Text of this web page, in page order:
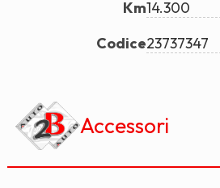
Km14.300
Codice23737347
Accessori